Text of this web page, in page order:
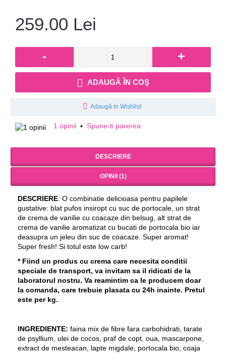
259.00 Lei
- +
ADAUGĂ ÎN COŞ
Adaugă in Wishlist
1 opinii • Spune-ti parerea
DESCRIERE
OPINII (1)
DESCRIERE: O combinatie delicioasa pentru papilele
gustative: blat pufos insiropt cu suc de portocale, un strat
de crema de vanilie cu coacaze din belsug, alt strat de
crema de vanilie aromatizat cu bucati de portocala bio iar
deasupra un jeleu din suc de coacaze. Super aromat!
Super fresh! Si totul este low carb!
* Fiind un produs cu crema care necesita conditii
speciale de transport, va invitam sa il ridicati de la
laboratorul nostru. Va reamintim ca le producem doar
la comanda, care trebuie plasata cu 24h inainte. Pretul
este per kg.
INGREDIENTE: faina mix de fibre fara carbohidrati, tarate
de psyllium, ulei de cocos, praf de copt, oua, mascarpone,
extract de mesteacan, lapte migdale, portocala bio, coaja